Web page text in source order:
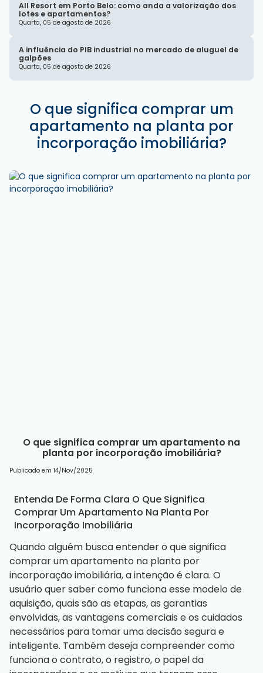
All Resort em Porto Belo: como anda a valorização dos
lotes e apartamentos?
Quarta, 05 de agosto de 2026
A influência do PIB industrial no mercado de aluguel de
galpões
Quarta, 05 de agosto de 2026
O que significa comprar um
apartamento na planta por
incorporação imobiliária?
O que significa comprar um apartamento na
planta por incorporação imobiliária?
Publicado em 14/Nov/2025
Entenda De Forma Clara O Que Significa
Comprar Um Apartamento Na Planta Por
Incorporação Imobiliária
Quando alguém busca entender o que significa
comprar um apartamento na planta por
incorporação imobiliária, a intenção é clara. O
usuário quer saber como funciona esse modelo de
aquisição, quais são as etapas, as garantias
envolvidas, as vantagens comerciais e os cuidados
necessários para tomar uma decisão segura e
inteligente. Também deseja compreender como
funciona o contrato, o registro, o papel da